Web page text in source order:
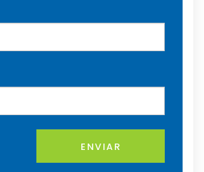
ENVIAR